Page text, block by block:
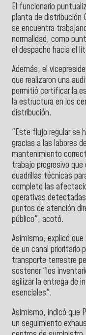
El funcionario
planta de distribución
se encuentra
normalidad, como
el despacho hacia el
Además, el
que realizaron una
permitió certificar la
la estructura en los
distribución.
"Este flujo regular se
gracias a las labores de
mantenimiento
trabajo progresivo
cuadrillas técnicas
completo las
operativas
puntos de atención
público", acotó.
Asimismo, explicó
de un canal prioritario
transporte terrestre
sostener "los
agilizar la entrega de
esenciales".
Asimismo, indicó que
un seguimiento